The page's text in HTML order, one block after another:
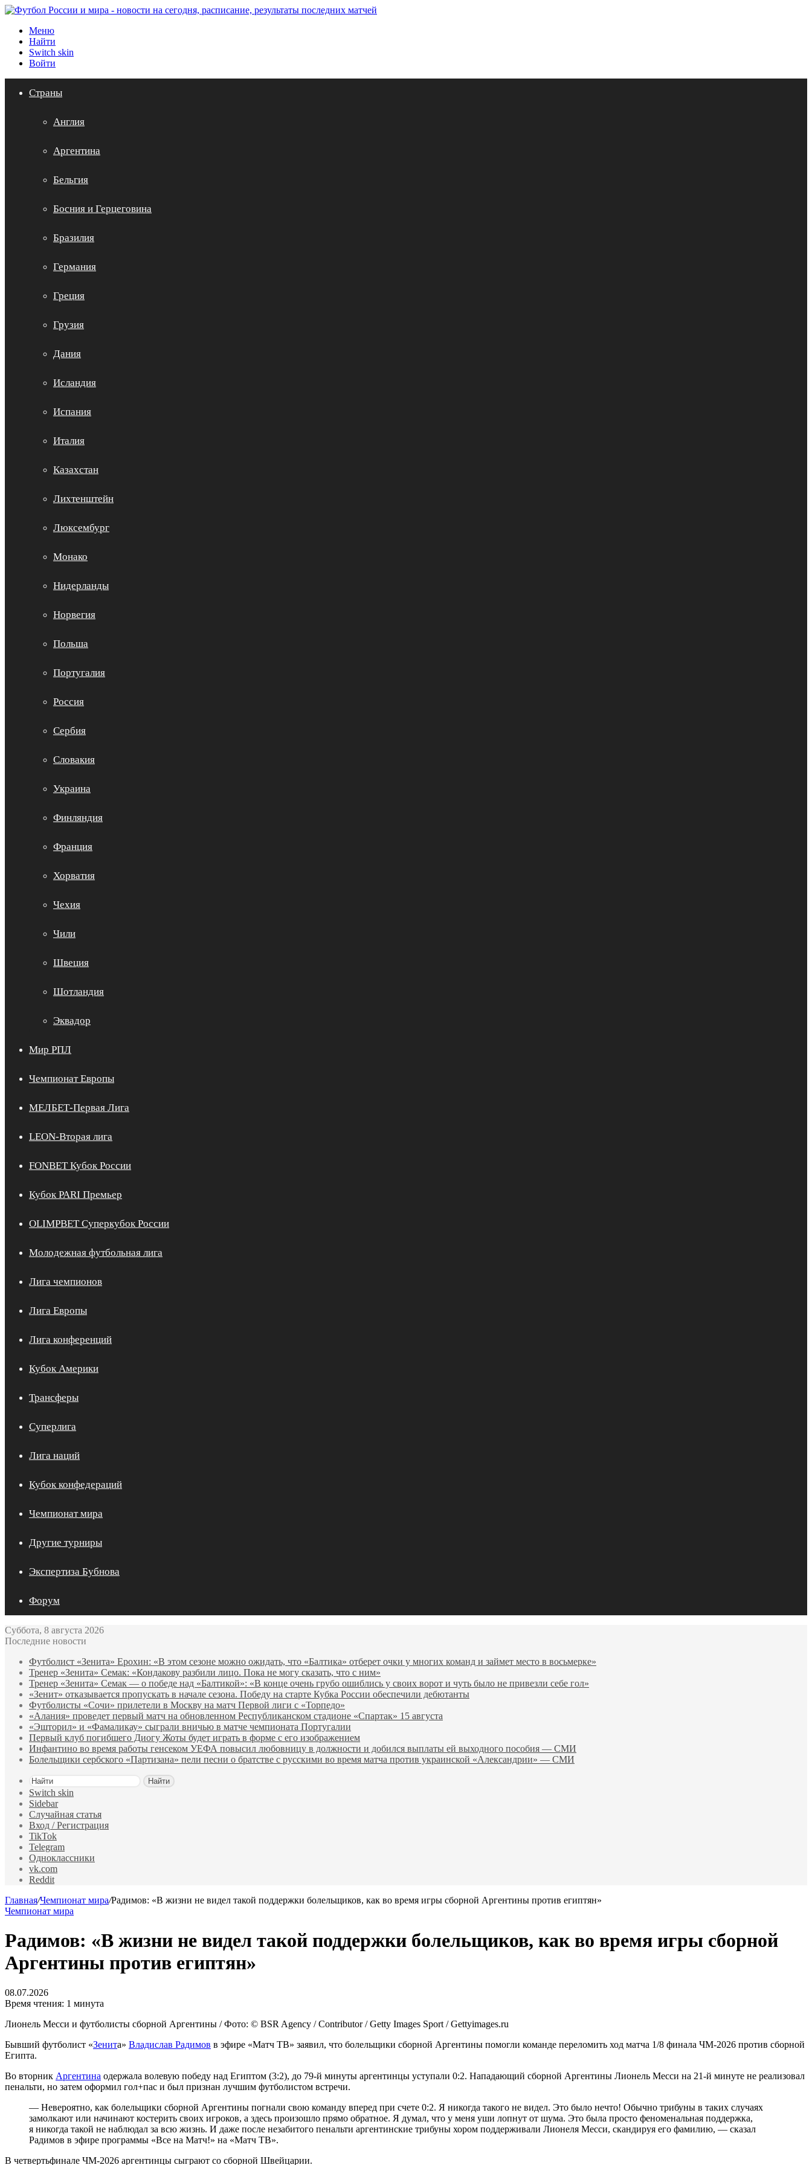
Меню
Найти
Switch skin
Войти
Страны
Англия
Аргентина
Бельгия
Босния и Герцеговина
Бразилия
Германия
Греция
Грузия
Дания
Исландия
Испания
Италия
Казахстан
Лихтенштейн
Люксембург
Монако
Нидерланды
Норвегия
Польша
Португалия
Россия
Сербия
Словакия
Украина
Финляндия
Франция
Хорватия
Чехия
Чили
Швеция
Шотландия
Эквадор
Мир РПЛ
Чемпионат Европы
МЕЛБЕТ-Первая Лига
LEON-Вторая лига
FONBET Кубок России
Кубок PARI Премьер
OLIMPBET Суперкубок России
Молодежная футбольная лига
Лига чемпионов
Лига Европы
Лига конференций
Кубок Америки
Трансферы
Суперлига
Лига наций
Кубок конфедераций
Чемпионат мира
Другие турниры
Экспертиза Бубнова
Форум
Суббота, 8 августа 2026
Последние новости
Футболист «Зенита» Ерохин: «В этом сезоне можно ожидать, что «Балтика» отберет очки у многих команд и займет место в восьмерке»
Тренер «Зенита» Семак: «Кондакову разбили лицо. Пока не могу сказать, что с ним»
Тренер «Зенита» Семак — о победе над «Балтикой»: «В конце очень грубо ошиблись у своих ворот и чуть было не привезли себе гол»
«Зенит» отказывается пропускать в начале сезона. Победу на старте Кубка России обеспечили дебютанты
Футболисты «Сочи» прилетели в Москву на матч Первой лиги с «Торпедо»
«Алания» проведет первый матч на обновленном Республиканском стадионе «Спартак» 15 августа
«Эшторил» и «Фамаликау» сыграли вничью в матче чемпионата Португалии
Первый клуб погибшего Диогу Жоты будет играть в форме с его изображением
Инфантино во время работы генсеком УЕФА повысил любовницу в должности и добился выплаты ей выходного пособия — СМИ
Болельщики сербского «Партизана» пели песни о братстве с русскими во время матча против украинской «Александрии» — СМИ
Найти
Switch skin
Sidebar
Случайная статья
Вход / Регистрация
TikTok
Telegram
Одноклассники
vk.com
Reddit
Главная/Чемпионат мира/Радимов: «В жизни не видел такой поддержки болельщиков, как во время игры сборной Аргентины против египтян»
Чемпионат мира
Радимов: «В жизни не видел такой поддержки болельщиков, как во время игры сборной
Аргентины против египтян»
08.07.2026
Время чтения: 1 минута
Лионель Месси и футболисты сборной Аргентины / Фото: © BSR Agency / Contributor / Getty Images Sport / Gettyimages.ru
Бывший футболист «Зенита» Владислав Радимов в эфире «Матч ТВ» заявил, что болельщики сборной Аргентины помогли команде переломить ход матча 1/8 финала ЧМ‑2026 против сборной
Египта.
Во вторник Аргентина одержала волевую победу над Египтом (3:2), до 79‑й минуты аргентинцы уступали 0:2. Нападающий сборной Аргентины Лионель Месси на 21‑й минуте не реализовал
пенальти, но затем оформил гол+пас и был признан лучшим футболистом встречи.
— Невероятно, как болельщики сборной Аргентины погнали свою команду вперед при счете 0:2. Я никогда такого не видел. Это было нечто! Обычно трибуны в таких случаях
замолкают или начинают костерить своих игроков, а здесь произошло прямо обратное. Я думал, что у меня уши лопнут от шума. Это была просто феноменальная поддержка,
я никогда такой не наблюдал за всю жизнь. И даже после незабитого пенальти аргентинские трибуны хором поддерживали Лионеля Месси, скандируя его фамилию, — сказал
Радимов в эфире программы «Все на Матч!» на «Матч ТВ».
В четвертьфинале ЧМ‑2026 аргентинцы сыграют со сборной Швейцарии.